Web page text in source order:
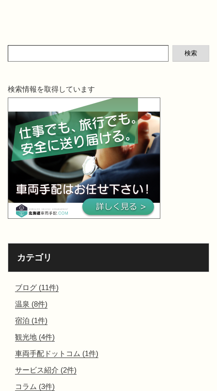
検索
検索情報を取得しています
カテゴリ
ブログ (11件)
温泉 (8件)
宿泊 (1件)
観光地 (4件)
車両手配ドットコム (1件)
サービス紹介 (2件)
コラム (3件)